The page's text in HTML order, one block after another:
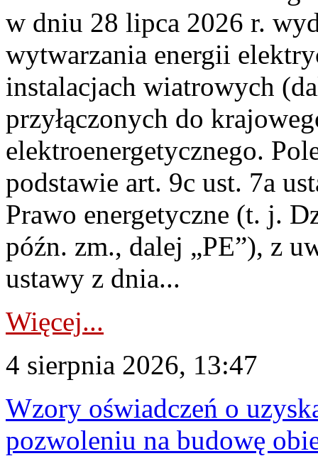
w dniu 28 lipca 2026 r.
wytwarzania energii
instalacjach wiatrowych
przyłączonych do
elektroenergetycznego.
podstawie art. 9c ust. 7a
Prawo energetyczne (t. j.
późn. zm., dalej „PE”), z
ustawy z dnia...
Więcej...
4 sierpnia 2026, 13:47
Wzory oświadczeń o
pozwoleniu na budowę